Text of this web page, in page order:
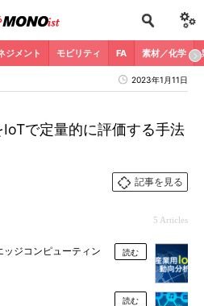
ジメント モビリティ FA 素材／化学
2023年1月11日
で定量的に評価する手法
記事を見る
5 Articles
ッジコンピューティン
読む
読む